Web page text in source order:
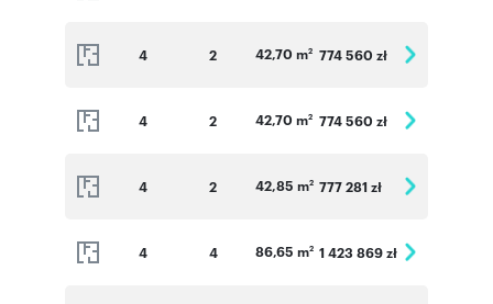
4 2 42,70 m2 774 560 zł
4 2 42,70 m2 774 560 zł
4 2 42,85 m2 777 281 zł
4 4 86,65 m2 1 423 869 zł